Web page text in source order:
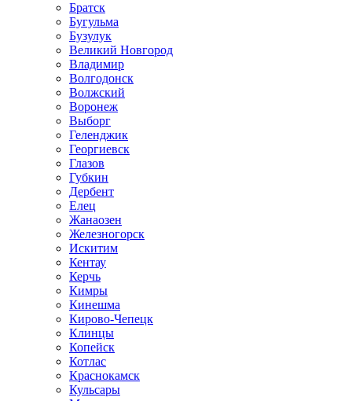
Братск
Бугульма
Бузулук
Великий Новгород
Владимир
Волгодонск
Волжский
Воронеж
Выборг
Геленджик
Георгиевск
Глазов
Губкин
Дербент
Елец
Жанаозен
Железногорск
Искитим
Кентау
Керчь
Кимры
Кинешма
Кирово-Чепецк
Клинцы
Копейск
Котлас
Краснокамск
Кульсары